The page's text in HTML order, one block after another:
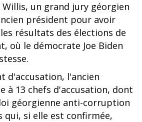
un grand jury géorgien
président pour avoir
résultats des élections de
où le démocrate Joe Biden
d'accusation, l'ancien
à 13 chefs d'accusation, dont
géorgienne anti-corruption
qui, si elle est confirmée,